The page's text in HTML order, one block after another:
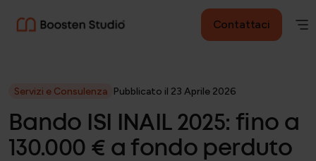
Contattaci
Servizi e Consulenza Pubblicato il 23 Aprile 2026
Bando ISI INAIL 2025: fino a
130.000 € a fondo perduto